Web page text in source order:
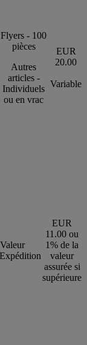
Flyers - 100
pièces
Autres
articles -
Individuels
ou en vrac
EUR
20.00
Variable
Valeur
EUR
11.00 ou
1% de la
valeur
assurée si
supérieure